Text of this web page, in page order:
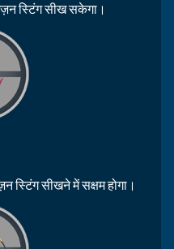
स्टिंग सीख सकेगा।
स्टिंग सीखने में सक्षम होगा।